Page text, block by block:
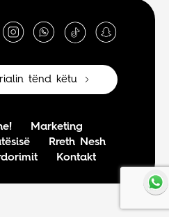
tënd këtu
Marketing
Rreth Nesh
Kontakt